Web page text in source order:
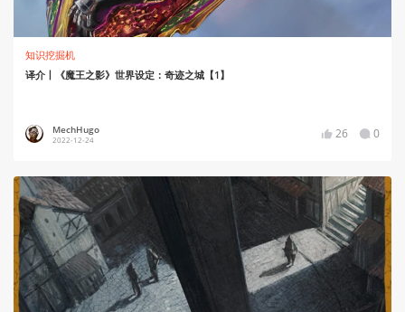
知识挖掘机
译介丨《魔王之影》世界设定：奇迹之城【1】
MechHugo
2022-12-24 26 0